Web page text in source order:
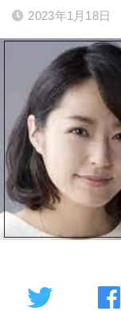
2023年1月18日